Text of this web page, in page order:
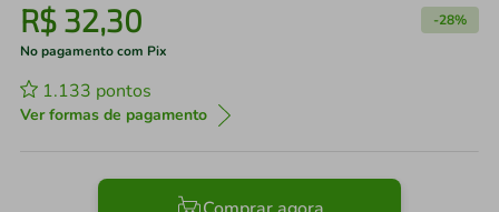
R$ 32,30 -28%
No pagamento com Pix
1.133 pontos
Ver formas de pagamento